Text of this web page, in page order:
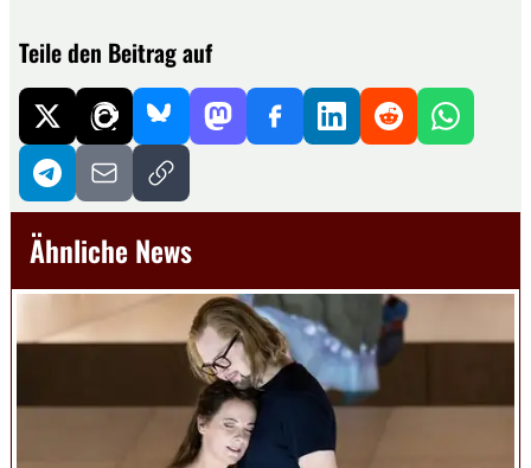
Teile den Beitrag auf
Ähnliche News